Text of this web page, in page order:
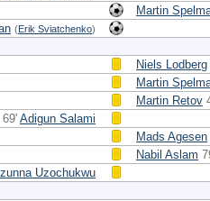
Martin
(Erik Sviatchenko)
Niels Lodberg
Martin
Martin Retov
69' Adigun Salami
Mads Agesen
Nabil Aslam
Izunna Uzochukwu